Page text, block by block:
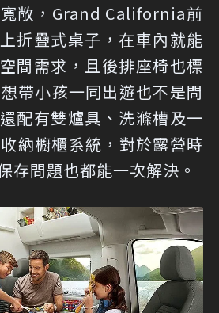
敞，Grand California前
折疊式桌子，在車內就能
間需求，且後排座椅也標
帶小孩一同出遊也不是問
配有雙爐具、洗滌槽及一
納櫥櫃系統，對於露營時
存問題也都能一次解決。